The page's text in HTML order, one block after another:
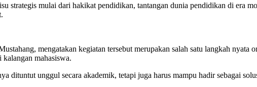
strategis mulai dari hakikat pendidikan, tantangan dunia pendidikan di era
mengatakan kegiatan tersebut merupakan salah satu langkah nyata
kalangan mahasiswa.
dituntut unggul secara akademik, tetapi juga harus mampu hadir sebagai